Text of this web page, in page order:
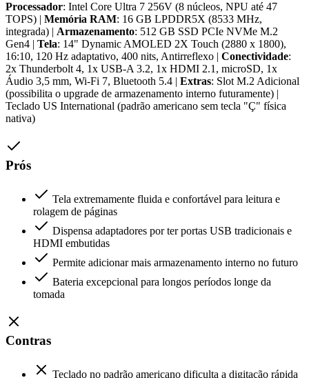
Processador: Intel Core Ultra 7 256V (8 núcleos, NPU até 47
TOPS) | Memória RAM: 16 GB LPDDR5X (8533 MHz,
integrada) | Armazenamento: 512 GB SSD PCIe NVMe M.2
Gen4 | Tela: 14" Dynamic AMOLED 2X Touch (2880 x 1800),
16:10, 120 Hz adaptativo, 400 nits, Antirreflexo | Conectividade:
2x Thunderbolt 4, 1x USB-A 3.2, 1x HDMI 2.1, microSD, 1x
Áudio 3,5 mm, Wi-Fi 7, Bluetooth 5.4 | Extras: Slot M.2 Adicional
(possibilita o upgrade de armazenamento interno futuramente) |
Teclado US International (padrão americano sem tecla "Ç" física
nativa)
Prós
Tela extremamente fluida e confortável para leitura e
rolagem de páginas
Dispensa adaptadores por ter portas USB tradicionais e
HDMI embutidas
Permite adicionar mais armazenamento interno no futuro
Bateria excepcional para longos períodos longe da
tomada
Contras
Teclado no padrão americano dificulta a digitação rápida